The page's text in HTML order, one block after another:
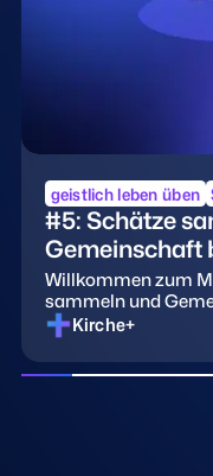
einer immer
Ressourcen von
geistlich leben üben
#5: Schätze
Gemeinschaft
Willkommen zum
sammeln und
Kirche+